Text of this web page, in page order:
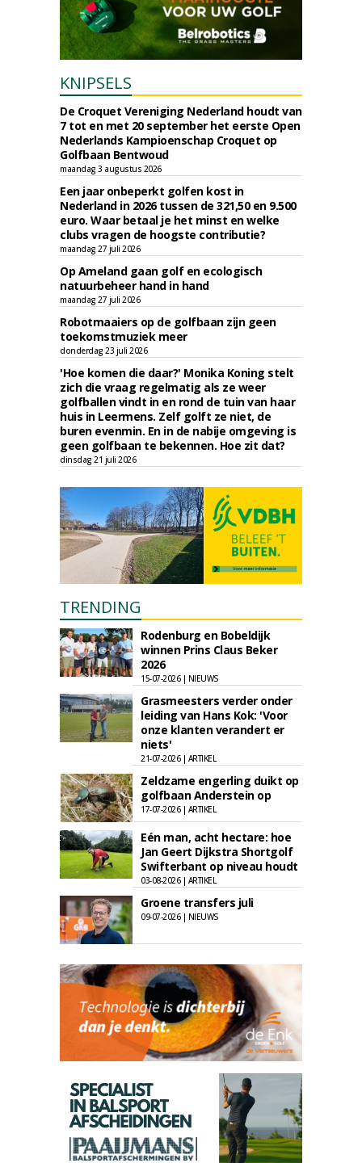
KNIPSELS
De Croquet Vereniging Nederland houdt van
7 tot en met 20 september het eerste Open
Nederlands Kampioenschap Croquet op
Golfbaan Bentwoud
maandag 3 augustus 2026
Een jaar onbeperkt golfen kost in
Nederland in 2026 tussen de 321,50 en 9.500
euro. Waar betaal je het minst en welke
clubs vragen de hoogste contributie?
maandag 27 juli 2026
Op Ameland gaan golf en ecologisch
natuurbeheer hand in hand
maandag 27 juli 2026
Robotmaaiers op de golfbaan zijn geen
toekomstmuziek meer
donderdag 23 juli 2026
'Hoe komen die daar?' Monika Koning stelt
zich die vraag regelmatig als ze weer
golfballen vindt in en rond de tuin van haar
huis in Leermens. Zelf golft ze niet, de
buren evenmin. En in de nabije omgeving is
geen golfbaan te bekennen. Hoe zit dat?
dinsdag 21 juli 2026
TRENDING
Rodenburg en Bobeldijk
winnen Prins Claus Beker
2026
15-07-2026 | NIEUWS
Grasmeesters verder onder
leiding van Hans Kok: 'Voor
onze klanten verandert er
niets'
21-07-2026 | ARTIKEL
Zeldzame engerling duikt op
golfbaan Anderstein op
17-07-2026 | ARTIKEL
Eén man, acht hectare: hoe
Jan Geert Dijkstra Shortgolf
Swifterbant op niveau houdt
03-08-2026 | ARTIKEL
Groene transfers juli
09-07-2026 | NIEUWS